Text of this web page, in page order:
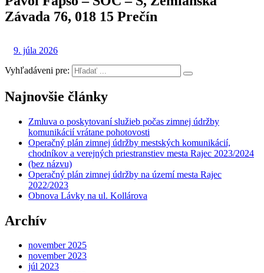
Závada 76, 018 15 Prečín
9. júla 2026
Vyhľadáveni pre:
Najnovšie články
Zmluva o poskytovaní služieb počas zimnej údržby
komunikácií vrátane pohotovosti
Operačný plán zimnej údržby mestských komunikácií,
chodníkov a verejných priestranstiev mesta Rajec 2023/2024
(bez názvu)
Operačný plán zimnej údržby na území mesta Rajec
2022/2023
Obnova Lávky na ul. Kollárova
Archív
november 2025
november 2023
júl 2023